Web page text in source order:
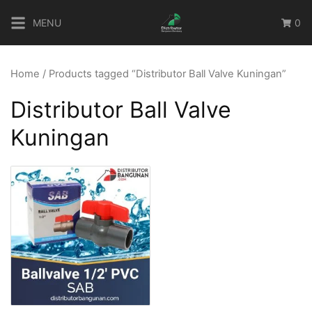
content
MENU 0
Home / Products tagged “Distributor Ball Valve Kuningan”
Distributor Ball Valve
Kuningan